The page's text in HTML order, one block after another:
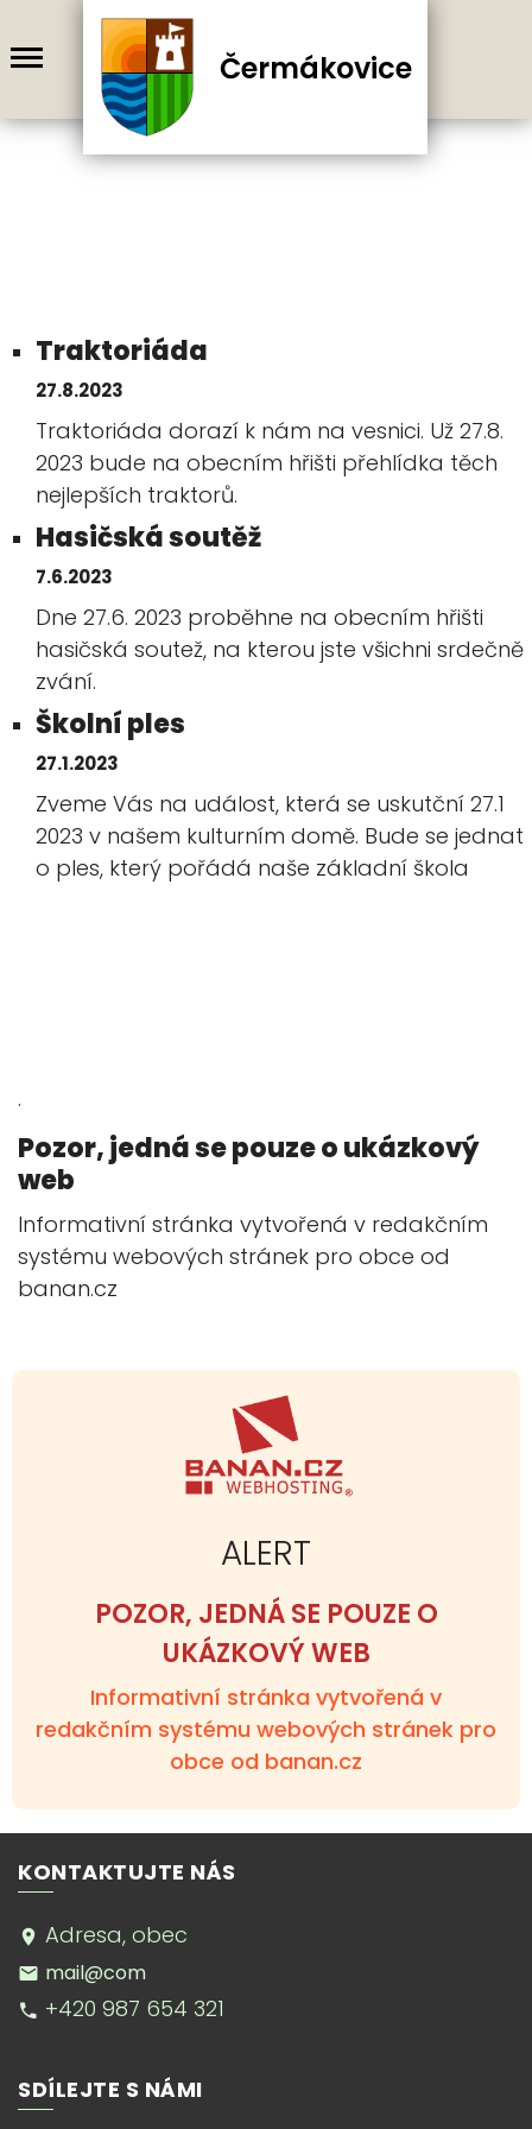
Čermákovice
Traktoriáda
27.8.2023
Traktoriáda dorazí k nám na vesnici. Už 27.8.
2023 bude na obecním hřišti přehlídka těch
nejlepších traktorů.
Hasičská soutěž
7.6.2023
Dne 27.6. 2023 proběhne na obecním hřišti
hasičská soutež, na kterou jste všichni srdečně
zvání.
Školní ples
27.1.2023
Zveme Vás na událost, která se uskutční 27.1
2023 v našem kulturním domě. Bude se jednat
o ples, který pořádá naše základní škola
.
Pozor, jedná se pouze o ukázkový
web
Informativní stránka vytvořená v redakčním
systému webových stránek pro obce od
banan.cz
ALERT
POZOR, JEDNÁ SE POUZE O
UKÁZKOVÝ WEB
Informativní stránka vytvořená v
redakčním systému webových stránek pro
obce od banan.cz
KONTAKTUJTE NÁS
Adresa, obec
mail@com
+420 987 654 321
SDÍLEJTE S NÁMI